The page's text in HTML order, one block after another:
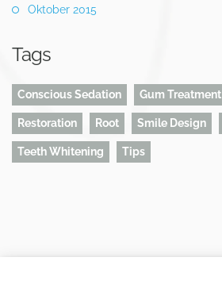
Oktober 2015
Tags
Conscious Sedation Gum Treatment
Restoration Root Smile Design
Teeth Whitening Tips